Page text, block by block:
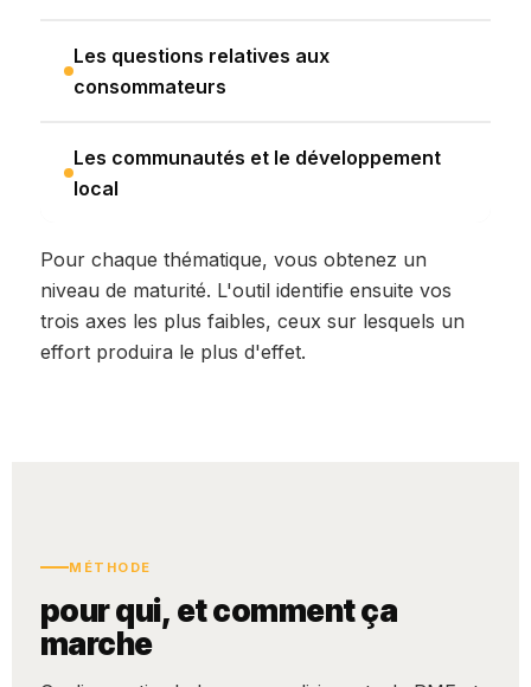
Les questions relatives aux
consommateurs
Les communautés et le développement
local
Pour chaque thématique, vous obtenez un
niveau de maturité. L'outil identifie ensuite vos
trois axes les plus faibles, ceux sur lesquels un
effort produira le plus d'effet.
MÉTHODE
pour qui, et comment ça
marche